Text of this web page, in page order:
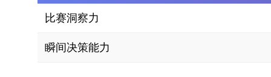
比赛洞察力
瞬间决策能力